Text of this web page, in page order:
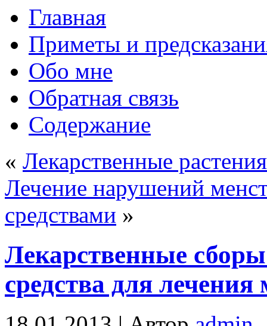
Главная
Приметы и
Обо мне
Обратная связь
Содержание
« Лекарственные
Лечение нарушений
средствами »
Лекарственные
средства для